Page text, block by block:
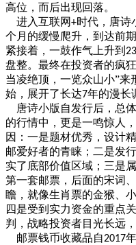
高位，而后出现回落。
进入互联网+时代，唐诗
个月的缓慢爬升，到达前
紧接着，一鼓作气上升到
盘整。最终在投资者的疯
当凌绝顶，一览众山小”来
始，展开了长达7年的漫长
唐诗小版自发行后，总
的行情中，更是一鸣惊人
因：一是题材优秀，设计
邮爱好者的青睐；二是发
实了底部价值区域；三是
第一套邮票，后面的宋词
瞻，就像生肖票的金猴、
四是受到实力资金的重点
判，战略投资者目光长远
邮票钱币收藏品自2017年